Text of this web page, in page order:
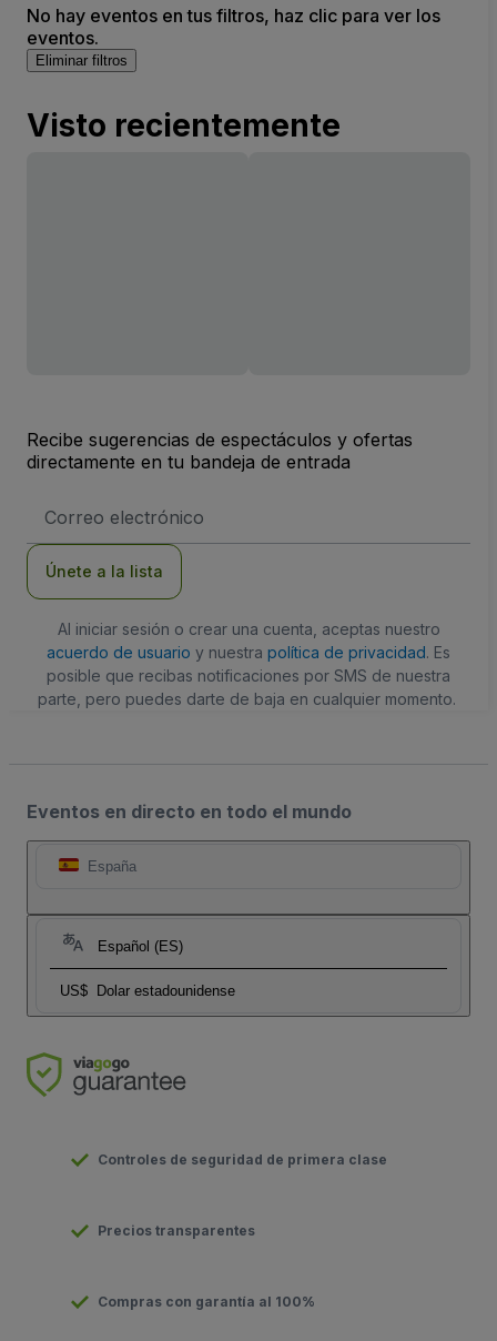
No hay eventos en tus filtros, haz clic para ver los
eventos.
Eliminar filtros
Visto recientemente
Recibe sugerencias de espectáculos y ofertas
directamente en tu bandeja de entrada
de
Únete a la lista
Al iniciar sesión o crear una cuenta, aceptas nuestro
acuerdo de usuario y nuestra política de privacidad. Es
posible que recibas notificaciones por SMS de nuestra
parte, pero puedes darte de baja en cualquier momento.
Eventos en directo en todo el mundo
España
Español (ES)
US$ Dolar estadounidense
Controles de seguridad de primera clase
Precios transparentes
Compras con garantía al 100%